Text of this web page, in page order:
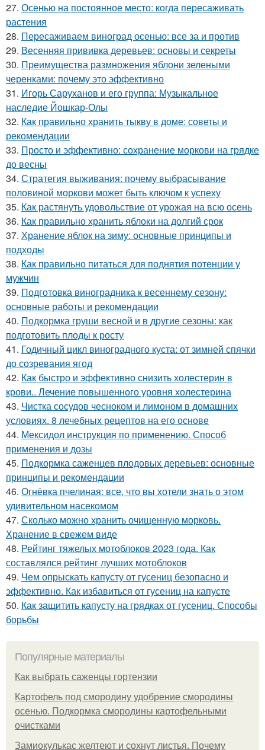
27. Осенью на постоянное место: когда пересаживать
растения
28. Пересаживаем виноград осенью: все за и против
29. Весенняя прививка деревьев: основы и секреты
30. Преимущества размножения яблони зелеными
черенками: почему это эффективно
31. Игорь Саруханов и его группа: Музыкальное
наследие Йошкар-Олы
32. Как правильно хранить тыкву в доме: советы и
рекомендации
33. Просто и эффективно: сохранение моркови на грядке
до весны
34. Стратегия выживания: почему выбрасывание
половиной моркови может быть ключом к успеху
35. Как растянуть удовольствие от урожая на всю осень
36. Как правильно хранить яблоки на долгий срок
37. Хранение яблок на зиму: основные принципы и
подходы
38. Как правильно питаться для поднятия потенции у
мужчин
39. Подготовка виноградника к весеннему сезону:
основные работы и рекомендации
40. Подкормка груши весной и в другие сезоны: как
подготовить плоды к росту
41. Годичный цикл виноградного куста: от зимней спячки
до созревания ягод
42. Как быстро и эффективно снизить холестерин в
крови.. Лечение повышенного уровня холестерина
43. Чистка сосудов чесноком и лимоном в домашних
условиях. 8 лечебных рецептов на его основе
44. Мексидол инструкция по применению. Способ
применения и дозы
45. Подкормка саженцев плодовых деревьев: основные
принципы и рекомендации
46. Огнёвка пчелиная: все, что вы хотели знать о этом
удивительном насекомом
47. Сколько можно хранить очищенную морковь.
Хранение в свежем виде
48. Рейтинг тяжелых мотоблоков 2023 года. Как
составлялся рейтинг лучших мотоблоков
49. Чем опрыскать капусту от гусениц безопасно и
эффективно. Как избавиться от гусениц на капусте
50. Как защитить капусту на грядках от гусениц. Способы
борьбы
Популярные материалы
Как выбрать саженцы гортензии
Картофель под смородину удобрение смородины
осенью. Подкормка смородины картофельными
очистками
Замиокулькас желтеют и сохнут листья. Почему